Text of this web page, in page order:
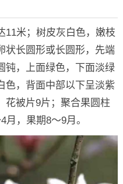
11米；树皮灰白色，嫩枝
状长圆形或长圆形，先端
钝，上面绿色，下面淡绿
色，背面中部以下呈淡紫
花被片9片；聚合果圆柱
，果期8～9月。